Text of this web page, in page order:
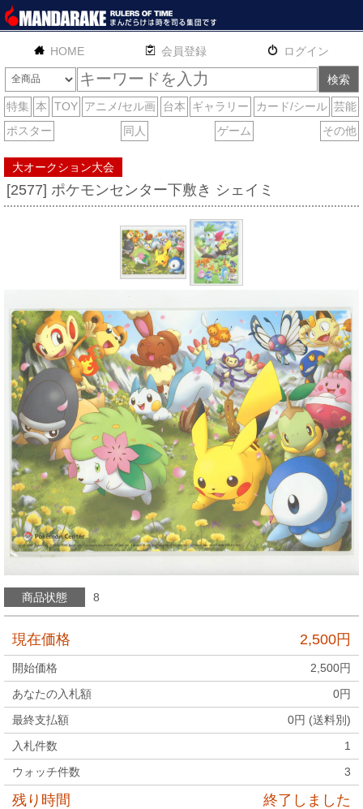
HOME English 通販 サイトマップ お問い合わせ
大オークション大会
[2577] ポケモンセンター下敷き シェイミ
商品状態 8
現在価格 2,500円
開始価格 2,500円
あなたの入札額
0円
最終支払額
0円 (送料別)
入札件数
1
ウォッチ件数
3
残り時間 終了しました